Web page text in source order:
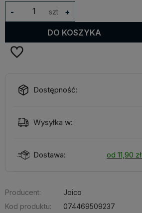
szt. +
-
DO KOSZYKA
Dostępność:
Wysyłka w:
Dostawa: od 11,90 zł
Producent:
Joico
Kod produktu:
074469509237